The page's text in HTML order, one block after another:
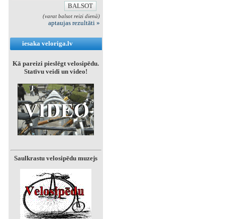
(varat balsot reizi dienā)
aptaujas rezultāti »
iesaka veloriga.lv
Kā pareizi pieslēgt velosipēdu.
Statīvu veidi un video!
Saulkrastu velosipēdu muzejs